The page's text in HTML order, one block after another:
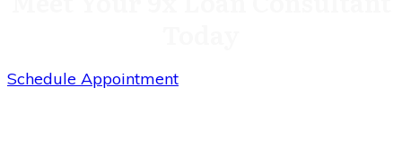
Schedule Appointment